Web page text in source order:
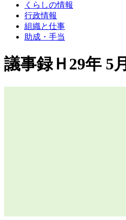
くらしの情報
行政情報
組織と仕事
助成・手当
議事録Ｈ29年 5月